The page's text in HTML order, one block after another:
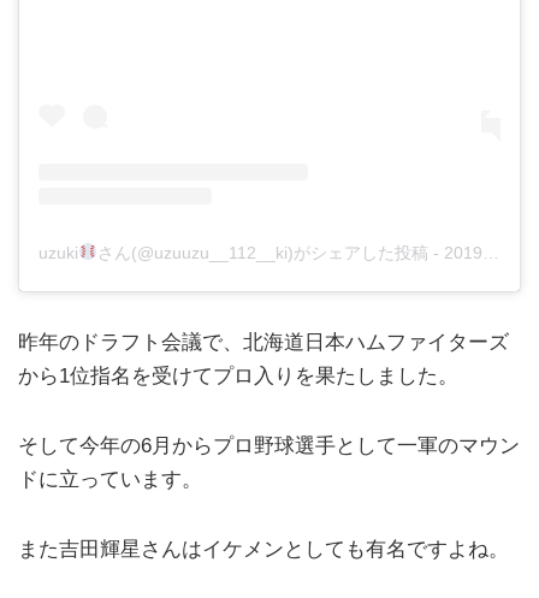
uzuki さん(@uzuuzu__112__ki)がシェアした投稿 - 2019年 8月月13日午後5時23分PDT
昨年のドラフト会議で、北海道日本ハムファイターズ
から1位指名を受けてプロ入りを果たしました。
そして今年の6月からプロ野球選手として一軍のマウン
ドに立っています。
また吉田輝星さんはイケメンとしても有名ですよね。